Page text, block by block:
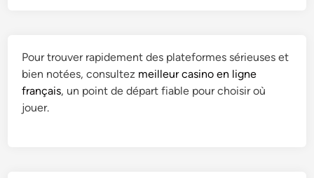
Pour trouver rapidement des plateformes sérieuses et
bien notées, consultez meilleur casino en ligne
français, un point de départ fiable pour choisir où
jouer.